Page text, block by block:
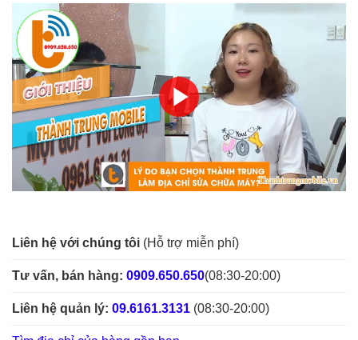
Liên hệ với chúng tôi (Hỗ trợ miễn phí)
Tư vấn, bán hàng: 0909.650.650(08:30-20:00)
Liên hệ quản lý: 09.6161.3131 (08:30-20:00)